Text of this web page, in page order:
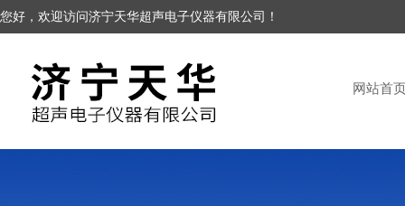
您好，欢迎访问济宁天华超声电子仪器有限公司！
网站首